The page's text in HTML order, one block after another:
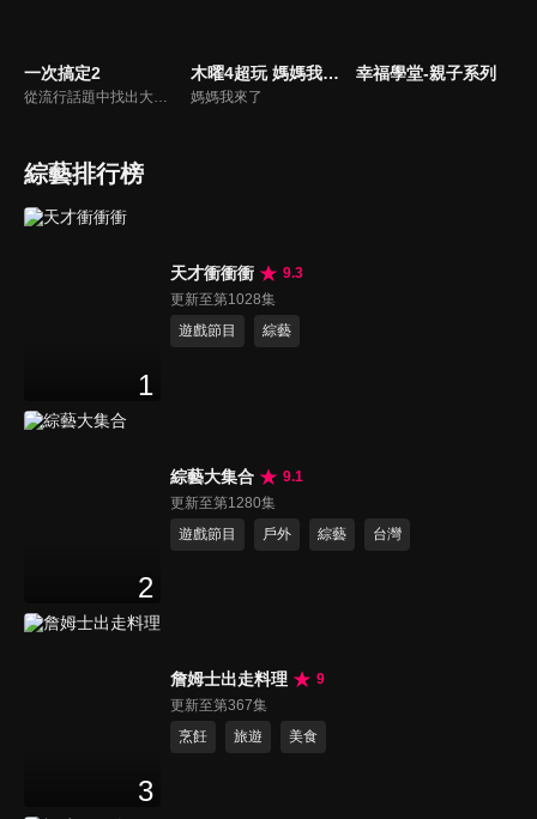
一次搞定2
從流行話題中找出大眾關心的、正在煩惱的問題，由台灣好媳婦佩甄與日本型男風田親身實驗，替觀眾解決生活的大小事，傳授生活密技讓你「一次搞定」！
木曜4超玩 媽媽我來了
媽媽我來了
幸福學堂-親子系列
綜藝排行榜
1
天才衝衝衝
9.3
更新至第1028集
遊戲節目
綜藝
2
綜藝大集合
9.1
更新至第1280集
遊戲節目
戶外 綜藝 台灣
3
詹姆士出走料理
9
更新至第367集
烹飪
旅遊 美食